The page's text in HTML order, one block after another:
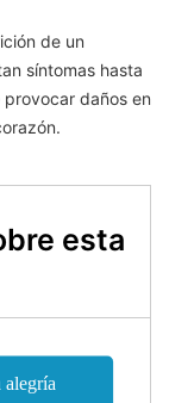
de un
síntomas hasta
daños en
esta